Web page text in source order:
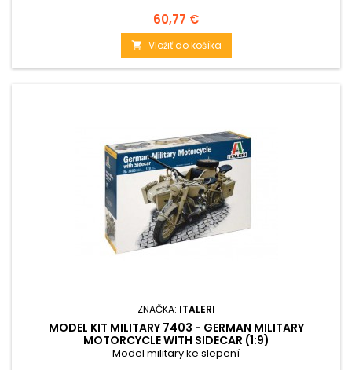
Cena
60,77 €
 Vložiť do košíka
ZNAČKA: ITALERI
MODEL KIT MILITARY 7403 - GERMAN MILITARY
MOTORCYCLE WITH SIDECAR (1:9)
Model military ke slepení